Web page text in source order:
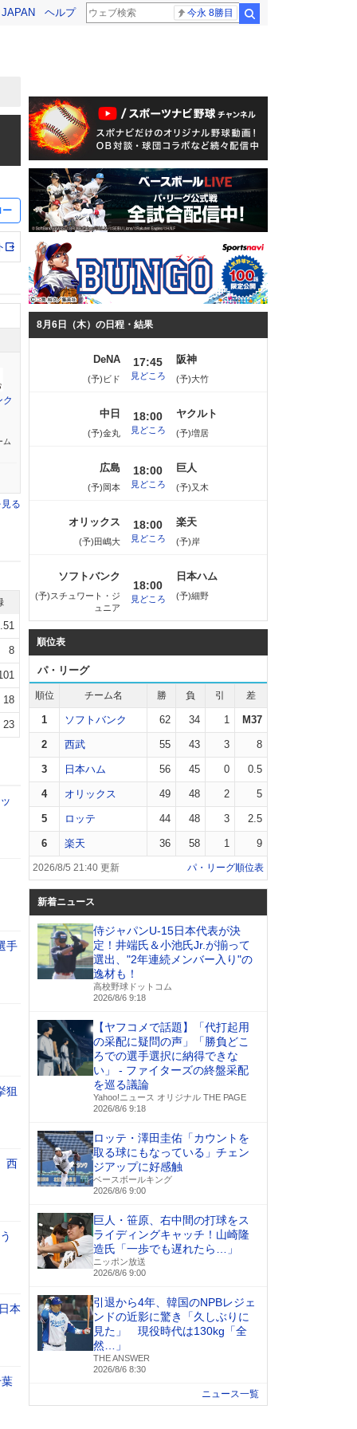
ヘルプ 今永 8勝目
ー
ク
ム
る
8
18
23
手
狙
西
本
8月6日（木）の日程・結果
DeNA
(予)ビド
17:45
見どころ
阪神
(予)大竹
中日
(予)金丸
18:00
見どころ
ヤクルト
(予)増居
広島
(予)岡本
18:00
見どころ
巨人
(予)又木
オリックス
(予)田嶋大
18:00
見どころ
楽天
(予)岸
ソフトバンク
(予)スチュワート・ジ
ュニア
18:00
見どころ
日本ハム
(予)細野
順位表
パ・リーグ
順位 チーム名 勝 負 引 差
1 ソフトバンク 62 34 1 M37
2 西武 55 43 3 8
3 日本ハム 56 45 0 0.5
4 オリックス 49 48 2 5
5 ロッテ 44 48 3 2.5
6 楽天 36 58 1 9
2026/8/5 21:40 更新 パ・リーグ順位表
新着ニュース
侍ジャパンU-15日本代表が決
定！井端氏＆小池氏Jr.が揃って
選出、"2年連続メンバー入り"の
逸材も！
高校野球ドットコム
2026/8/6 9:18
【ヤフコメで話題】「代打起用
の采配に疑問の声」「勝負どこ
ろでの選手選択に納得できな
い」 - ファイターズの終盤采配
を巡る議論
Yahoo!ニュース オリジナル THE PAGE
2026/8/6 9:18
ロッテ・澤田圭佑「カウントを
取る球にもなっている」チェン
ジアップに好感触
ベースボールキング
2026/8/6 9:00
巨人・笹原、右中間の打球をス
ライディングキャッチ！山崎隆
造氏「一歩でも遅れたら…」
ニッポン放送
2026/8/6 9:00
引退から4年、韓国のNPBレジェ
ンドの近影に驚き「久しぶりに
見た」 現役時代は130kg「全
然…」
THE ANSWER
2026/8/6 8:30
ニュース一覧